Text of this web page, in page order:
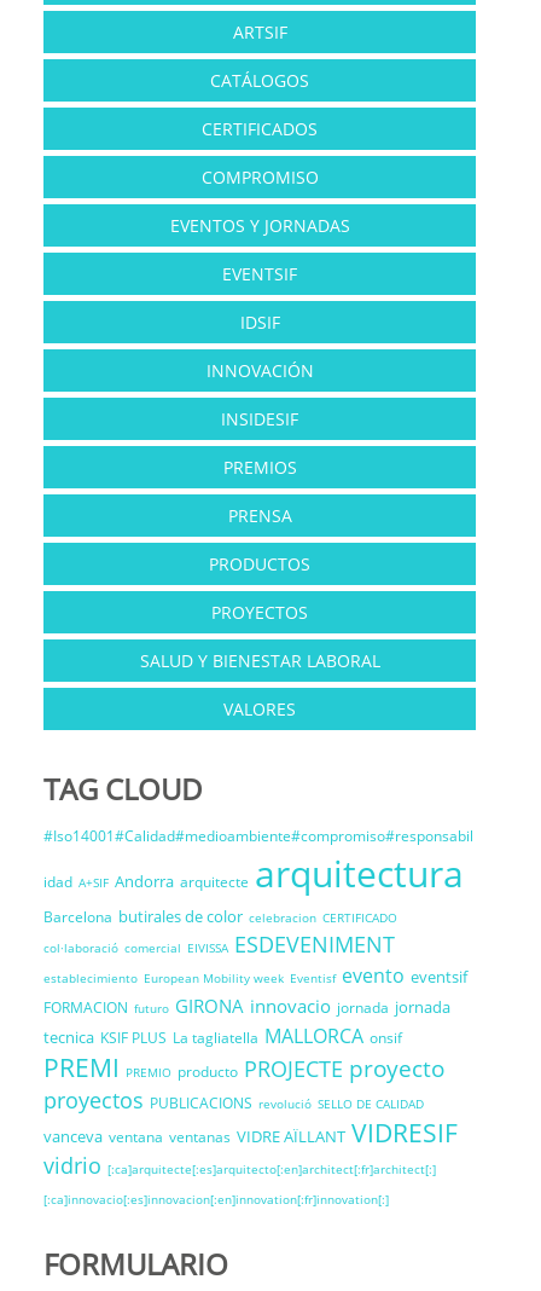
ARTSIF
CATÁLOGOS
CERTIFICADOS
COMPROMISO
EVENTOS Y JORNADAS
EVENTSIF
IDSIF
INNOVACIÓN
INSIDESIF
PREMIOS
PRENSA
PRODUCTOS
PROYECTOS
SALUD Y BIENESTAR LABORAL
VALORES
TAG CLOUD
#Iso14001#Calidad#medioambiente#compromiso#responsabil
idad A+SIF Andorra arquitecte arquitectura
Barcelona butirales de color celebracion CERTIFICADO
col·laboració comercial EIVISSA ESDEVENIMENT
establecimiento European Mobility week Eventisf evento eventsif
FORMACION futuro GIRONA innovacio jornada jornada
tecnica KSIF PLUS La tagliatella MALLORCA onsif
PREMI PREMIO producto PROJECTE proyecto
proyectos PUBLICACIONS revolució SELLO DE CALIDAD
vanceva ventana ventanas VIDRE AÏLLANT VIDRESIF
vidrio [:ca]arquitecte[:es]arquitecto[:en]architect[:fr]architect[:]
[:ca]innovacio[:es]innovacion[:en]innovation[:fr]innovation[:]
FORMULARIO